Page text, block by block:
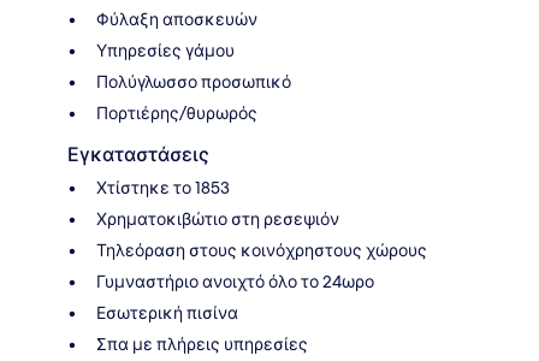
Φύλαξη αποσκευών
Υπηρεσίες γάμου
Πολύγλωσσο προσωπικό
Πορτιέρης/θυρωρός
Εγκαταστάσεις
Χτίστηκε το 1853
Χρηματοκιβώτιο στη ρεσεψιόν
Τηλεόραση στους κοινόχρηστους χώρους
Γυμναστήριο ανοιχτό όλο το 24ωρο
Εσωτερική πισίνα
Σπα με πλήρεις υπηρεσίες